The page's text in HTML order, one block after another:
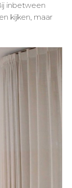
inbetween
kijken, maar